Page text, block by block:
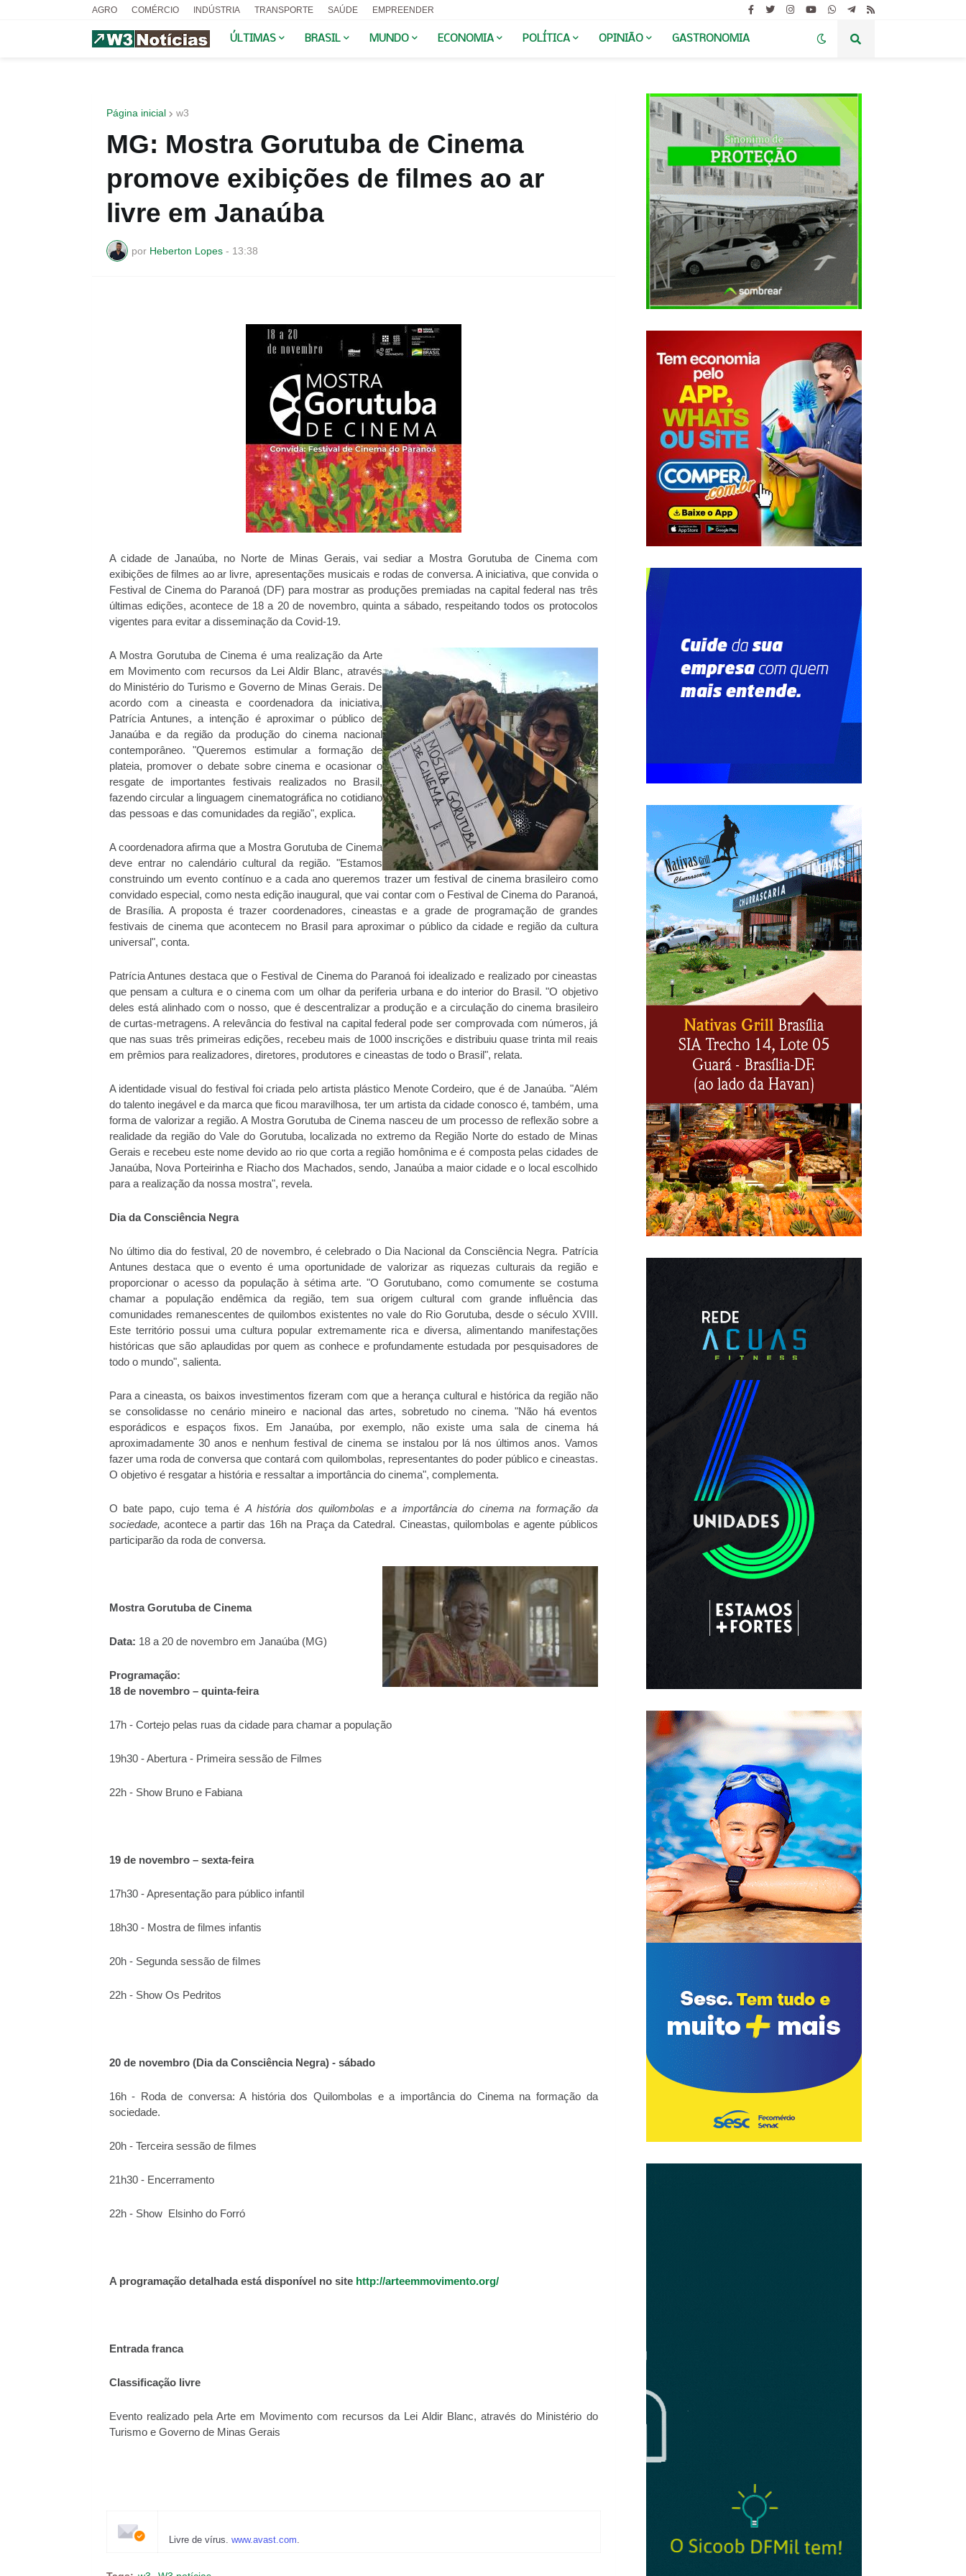
AGRO COMÉRCIO INDÚSTRIA TRANSPORTE SAÚDE EMPREENDER
ÚLTIMAS BRASIL MUNDO ECONOMIA POLÍTICA OPINIÃO GASTRONOMIA
Página inicial w3
MG: Mostra Gorutuba de Cinema
promove exibições de filmes ao ar
livre em Janaúba
por Heberton Lopes - 13:38
A cidade de Janaúba, no Norte de Minas Gerais, vai sediar a Mostra Gorutuba de Cinema com
exibições de filmes ao ar livre, apresentações musicais e rodas de conversa. A iniciativa, que convida o
Festival de Cinema do Paranoá (DF) para mostrar as produções premiadas na capital federal nas três
últimas edições, acontece de 18 a 20 de novembro, quinta a sábado, respeitando todos os protocolos
vigentes para evitar a disseminação da Covid-19.
A Mostra Gorutuba de Cinema é uma realização da Arte
em Movimento com recursos da Lei Aldir Blanc, através
do Ministério do Turismo e Governo de Minas Gerais. De
acordo com a cineasta e coordenadora da iniciativa,
Patrícia Antunes, a intenção é aproximar o público de
Janaúba e da região da produção do cinema nacional
contemporâneo. "Queremos estimular a formação de
plateia, promover o debate sobre cinema e ocasionar o
resgate de importantes festivais realizados no Brasil,
fazendo circular a linguagem cinematográfica no cotidiano
das pessoas e das comunidades da região", explica.
A coordenadora afirma que a Mostra Gorutuba de Cinema
deve entrar no calendário cultural da região. "Estamos
construindo um evento contínuo e a cada ano queremos trazer um festival de cinema brasileiro como
convidado especial, como nesta edição inaugural, que vai contar com o Festival de Cinema do Paranoá,
de Brasília. A proposta é trazer coordenadores, cineastas e a grade de programação de grandes
festivais de cinema que acontecem no Brasil para aproximar o público da cidade e região da cultura
universal", conta.
Patrícia Antunes destaca que o Festival de Cinema do Paranoá foi idealizado e realizado por cineastas
que pensam a cultura e o cinema com um olhar da periferia urbana e do interior do Brasil. "O objetivo
deles está alinhado com o nosso, que é descentralizar a produção e a circulação do cinema brasileiro
de curtas-metragens. A relevância do festival na capital federal pode ser comprovada com números, já
que nas suas três primeiras edições, recebeu mais de 1000 inscrições e distribuiu quase trinta mil reais
em prêmios para realizadores, diretores, produtores e cineastas de todo o Brasil", relata.
A identidade visual do festival foi criada pelo artista plástico Menote Cordeiro, que é de Janaúba. "Além
do talento inegável e da marca que ficou maravilhosa, ter um artista da cidade conosco é, também, uma
forma de valorizar a região. A Mostra Gorutuba de Cinema nasceu de um processo de reflexão sobre a
realidade da região do Vale do Gorutuba, localizada no extremo da Região Norte do estado de Minas
Gerais e recebeu este nome devido ao rio que corta a região homônima e é composta pelas cidades de
Janaúba, Nova Porteirinha e Riacho dos Machados, sendo, Janaúba a maior cidade e o local escolhido
para a realização da nossa mostra", revela.
Dia da Consciência Negra
No último dia do festival, 20 de novembro, é celebrado o Dia Nacional da Consciência Negra. Patrícia
Antunes destaca que o evento é uma oportunidade de valorizar as riquezas culturais da região e
proporcionar o acesso da população à sétima arte. "O Gorutubano, como comumente se costuma
chamar a população endêmica da região, tem sua origem cultural com grande influência das
comunidades remanescentes de quilombos existentes no vale do Rio Gorutuba, desde o século XVIII.
Este território possui uma cultura popular extremamente rica e diversa, alimentando manifestações
históricas que são aplaudidas por quem as conhece e profundamente estudada por pesquisadores de
todo o mundo", salienta.
Para a cineasta, os baixos investimentos fizeram com que a herança cultural e histórica da região não
se consolidasse no cenário mineiro e nacional das artes, sobretudo no cinema. "Não há eventos
esporádicos e espaços fixos. Em Janaúba, por exemplo, não existe uma sala de cinema há
aproximadamente 30 anos e nenhum festival de cinema se instalou por lá nos últimos anos. Vamos
fazer uma roda de conversa que contará com quilombolas, representantes do poder público e cineastas.
O objetivo é resgatar a história e ressaltar a importância do cinema", complementa.
O bate papo, cujo tema é A história dos quilombolas e a importância do cinema na formação da
sociedade, acontece a partir das 16h na Praça da Catedral. Cineastas, quilombolas e agente públicos
participarão da roda de conversa.
Mostra Gorutuba de Cinema
Data: 18 a 20 de novembro em Janaúba (MG)
Programação:
18 de novembro – quinta-feira
17h - Cortejo pelas ruas da cidade para chamar a população
19h30 - Abertura - Primeira sessão de Filmes
22h - Show Bruno e Fabiana
19 de novembro – sexta-feira
17h30 - Apresentação para público infantil
18h30 - Mostra de filmes infantis
20h - Segunda sessão de ﬁlmes
22h - Show Os Pedritos
20 de novembro (Dia da Consciência Negra) - sábado
16h - Roda de conversa: A história dos Quilombolas e a importância do Cinema na formação da
sociedade.
20h - Terceira sessão de ﬁlmes
21h30 - Encerramento
22h - Show Elsinho do Forró
A programação detalhada está disponível no site http://arteemmovimento.org/
Entrada franca
Classificação livre
Evento realizado pela Arte em Movimento com recursos da Lei Aldir Blanc, através do Ministério do
Turismo e Governo de Minas Gerais
Livre de vírus. www.avast.com.